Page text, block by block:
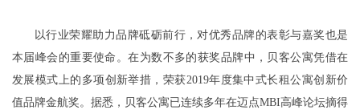
以行业荣耀助力品牌砥砺前行，对优秀品牌的表彰与嘉奖也是
本届峰会的重要使命。在为数不多的获奖品牌中，贝客公寓凭借在
发展模式上的多项创新举措，荣获2019年度集中式长租公寓创新价
值品牌金航奖。据悉，贝客公寓已连续多年在迈点MBI高峰论坛摘得